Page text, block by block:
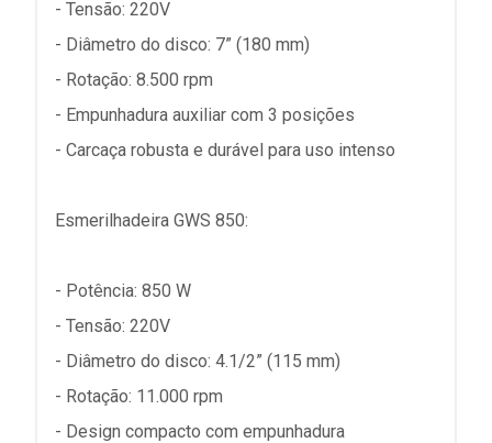
- Tensão: 220V
- Diâmetro do disco: 7” (180 mm)
- Rotação: 8.500 rpm
- Empunhadura auxiliar com 3 posições
- Carcaça robusta e durável para uso intenso
Esmerilhadeira GWS 850:
- Potência: 850 W
- Tensão: 220V
- Diâmetro do disco: 4.1/2” (115 mm)
- Rotação: 11.000 rpm
- Design compacto com empunhadura